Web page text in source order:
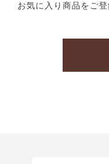
お気に入り商品をご